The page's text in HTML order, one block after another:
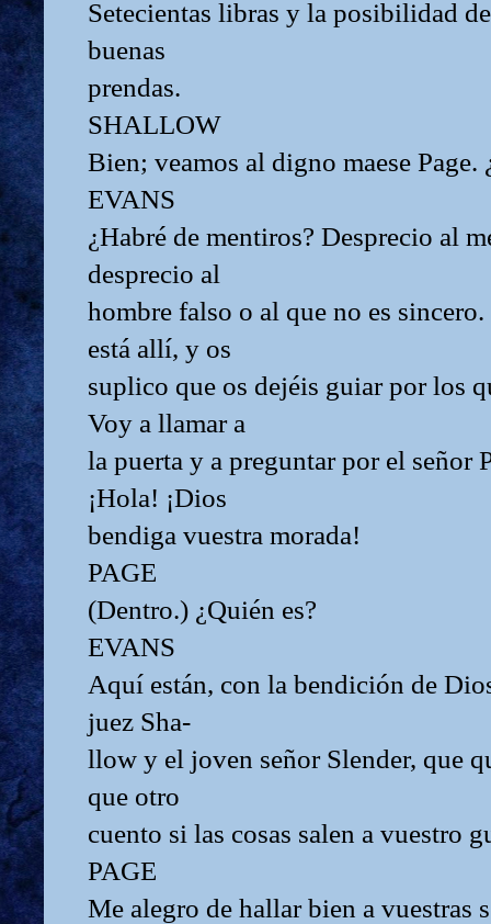
Setecientas libras y la posibilidad
buenas
prendas.
SHALLOW
Bien; veamos al digno maese Page.
EVANS
¿Habré de mentiros? Desprecio al
desprecio al
hombre falso o al que no es
está allí, y os
suplico que os dejéis guiar por los
Voy a llamar a
la puerta y a preguntar por el señor
¡Hola! ¡Dios
bendiga vuestra morada!
PAGE
(Dentro.) ¿Quién es?
EVANS
Aquí están, con la bendición de
juez Sha-
llow y el joven señor Slender, que
que otro
cuento si las cosas salen a vuestro
PAGE
Me alegro de hallar bien a vuestras